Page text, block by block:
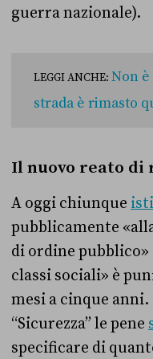
guerra nazionale).
LEGGI ANCHE: Non
strada è rimasto
Il nuovo reato
A oggi chiunque
pubblicamente
di ordine pubblico»
classi sociali» è
mesi a cinque
“Sicurezza” le pene
specificare di